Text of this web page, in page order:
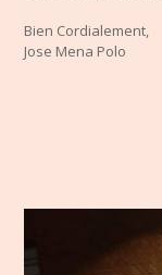
Bien Cordialement,
Jose Mena Polo